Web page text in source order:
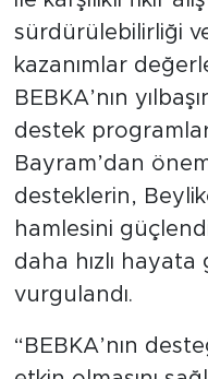
sürdürülebilirliği
kazanımlar
BEBKA’nın
destek
Bayram’dan
desteklerin,
hamlesini
daha hızlı hayata
vurgulandı.
“BEBKA’nın